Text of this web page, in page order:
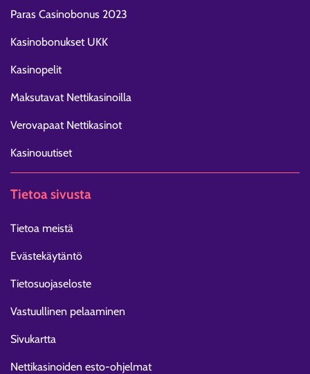
Paras Casinobonus 2023
Kasinobonukset UKK
Kasinopelit
Maksutavat Nettikasinoilla
Verovapaat Nettikasinot
Kasinouutiset
Tietoa sivusta
Tietoa meistä
Evästekäytäntö
Tietosuojaseloste
Vastuullinen pelaaminen
Sivukartta
Nettikasinoiden esto-ohjelmat